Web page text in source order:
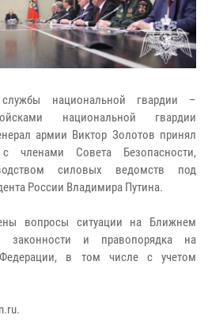
национальной гвардии –
национальной гвардии
армии Виктор Золотов принял
членами Совета Безопасности,
силовых ведомств под
России Владимира Путина.
вопросы ситуации на Ближнем
законности и правопорядка на
Федерации, в том числе с учетом